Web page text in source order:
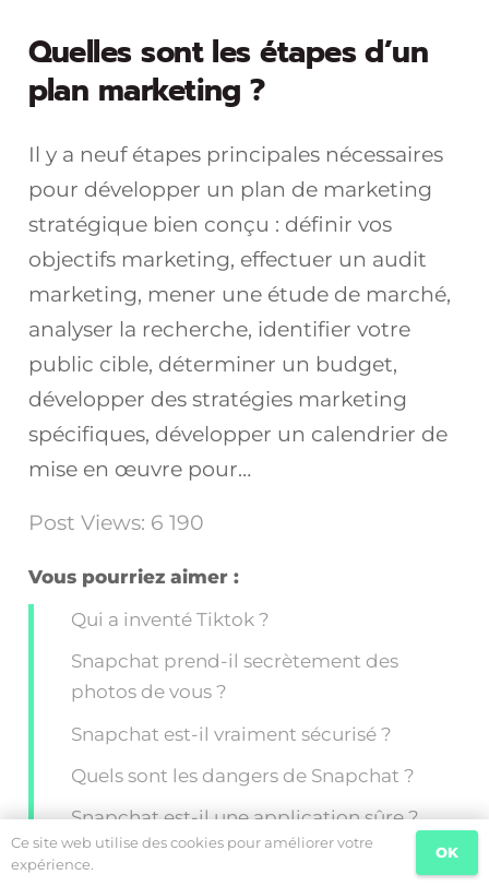
Quelles sont les étapes d’un
plan marketing ?
Il y a neuf étapes principales nécessaires
pour développer un plan de marketing
stratégique bien conçu : définir vos
objectifs marketing, effectuer un audit
marketing, mener une étude de marché,
analyser la recherche, identifier votre
public cible, déterminer un budget,
développer des stratégies marketing
spécifiques, développer un calendrier de
mise en œuvre pour…
Post Views: 6 190
Vous pourriez aimer :
Qui a inventé Tiktok ?
Snapchat prend-il secrètement des
photos de vous ?
Snapchat est-il vraiment sécurisé ?
Quels sont les dangers de Snapchat ?
Snapchat est-il une application sûre ?
Quelle application les Chinois utilisent-ils
Ce site web utilise des cookies pour améliorer votre
expérience.
OK